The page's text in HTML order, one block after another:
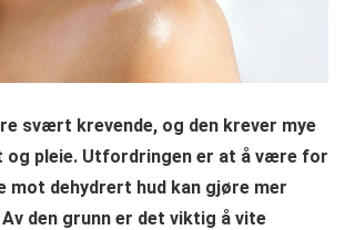
svært krevende, og den krever mye
og pleie. Utfordringen er at å være for
mot dehydrert hud kan gjøre mer
den grunn er det viktig å vite